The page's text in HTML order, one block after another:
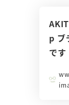
p ブ
です